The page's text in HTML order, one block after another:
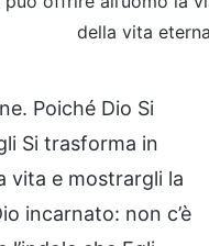
della vita
Poiché Dio Si
Si trasforma in
vita e mostrargli la
incarnato: non c’è